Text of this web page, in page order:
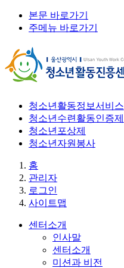
본문 바로가기
주메뉴 바로가기
청소년활동정보서비스
청소년수련활동인증제
청소년포상제
청소년자원봉사
홈
관리자
로그인
사이트맵
센터소개
인사말
센터소개
미션과 비전